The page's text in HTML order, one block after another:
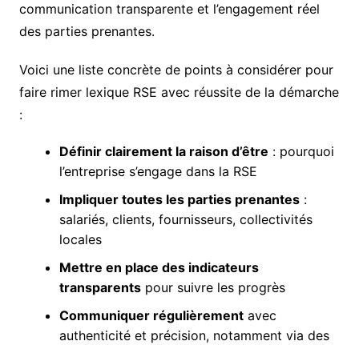
communication transparente et l’engagement réel
des parties prenantes.
Voici une liste concrète de points à considérer pour
faire rimer lexique RSE avec réussite de la démarche
:
Définir clairement la raison d’être : pourquoi
l’entreprise s’engage dans la RSE
Impliquer toutes les parties prenantes:
salariés, clients, fournisseurs, collectivités
locales
Mettre en place des indicateurs
transparentspour suivre les progrès
Communiquer régulièrementavec
authenticité et précision, notamment via des